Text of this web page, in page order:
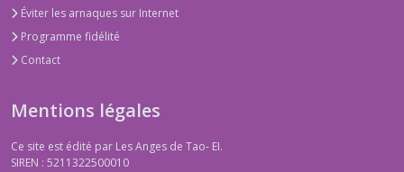
Éviter les arnaques sur Internet
Programme fidélité
Contact
Mentions légales
Ce site est édité par Les Anges de Tao- EI.
SIREN : 5211322500010